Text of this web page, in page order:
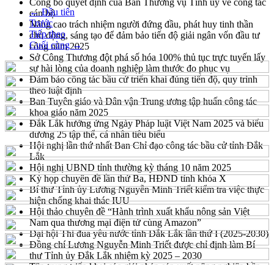
Công bố quyết định của Ban Thường vụ Tỉnh ủy về công tác
cán bộ
Nâng cao trách nhiệm người đứng đầu, phát huy tinh thần
chủ động, sáng tạo để đảm bảo tiến độ giải ngân vốn đầu tư
công năm 2025
Sở Công Thương đột phá số hóa 100% thủ tục trực tuyến lấy
sự hài lòng của doanh nghiệp làm thước đo phục vụ
Đảm bảo công tác bầu cử triển khai đúng tiến độ, quy trình
theo luật định
Ban Tuyên giáo và Dân vận Trung ương tập huấn công tác
khoa giáo năm 2025
Đắk Lắk hưởng ứng Ngày Pháp luật Việt Nam 2025 và biểu
dương 25 tập thể, cá nhân tiêu biểu
Hội nghị lần thứ nhất Ban Chỉ đạo công tác bầu cử tỉnh Đắk
Lắk
Hội nghị UBND tỉnh thường kỳ tháng 10 năm 2025
Kỳ họp chuyên đề lần thứ Ba, HĐND tỉnh khóa X
Bí thư Tỉnh ủy Lương Nguyễn Minh Triết kiểm tra việc thực
hiện chống khai thác IUU
Hội thảo chuyên đề “Hành trình xuất khẩu nông sản Việt
Nam qua thương mại điện tử cùng Amazon”
Đại hội Thi đua yêu nước tỉnh Đắk Lắk lần thứ I (2025-2030)
Đồng chí Lương Nguyễn Minh Triết được chỉ định làm Bí
thư Tỉnh ủy Đắk Lắk nhiệm kỳ 2025 – 2030
← Đầu tiên
Trước
Tiếp theo
Cuối cùng →